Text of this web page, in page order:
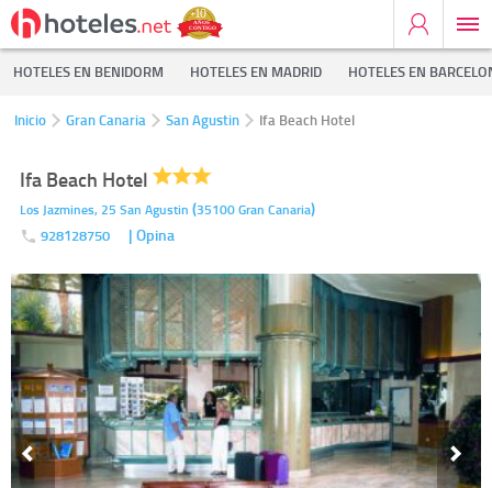
HOTELES EN BENIDORM HOTELES EN MADRID HOTELES EN
Inicio Gran Canaria San Agustin Ifa Beach Hotel
Ifa Beach Hotel
Los Jazmines, 25 San Agustin (35100Gran Canaria)
928128750 | Opina